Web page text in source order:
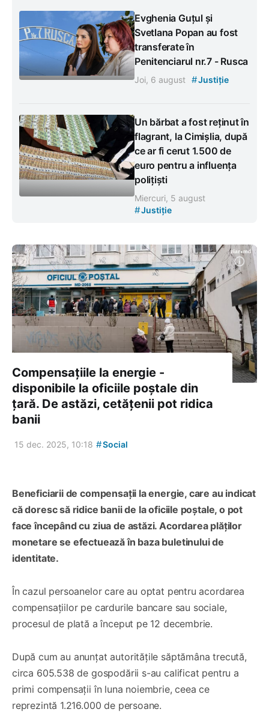
Evghenia Guțul și
Svetlana Popan au fost
transferate în
Penitenciarul nr.7 - Rusca
Joi, 6 august #Justiție
Un bărbat a fost reținut în
flagrant, la Cimișlia, după
ce ar fi cerut 1.500 de
euro pentru a influența
polițiști
Miercuri, 5 august
#Justiție
Compensațiile la energie -
disponibile la oficiile poștale din
țară. De astăzi, cetățenii pot ridica
banii
15 dec. 2025, 10:18 #Social
Beneficiarii de compensații la energie, care au indicat
că doresc să ridice banii de la oficiile poștale, o pot
face începând cu ziua de astăzi. Acordarea plăților
monetare se efectuează în baza buletinului de
identitate.
În cazul persoanelor care au optat pentru acordarea
compensațiilor pe cardurile bancare sau sociale,
procesul de plată a început pe 12 decembrie.
După cum au anunțat autoritățile săptămâna trecută,
circa 605.538 de gospodării s-au calificat pentru a
primi compensații în luna noiembrie, ceea ce
reprezintă 1.216.000 de persoane.